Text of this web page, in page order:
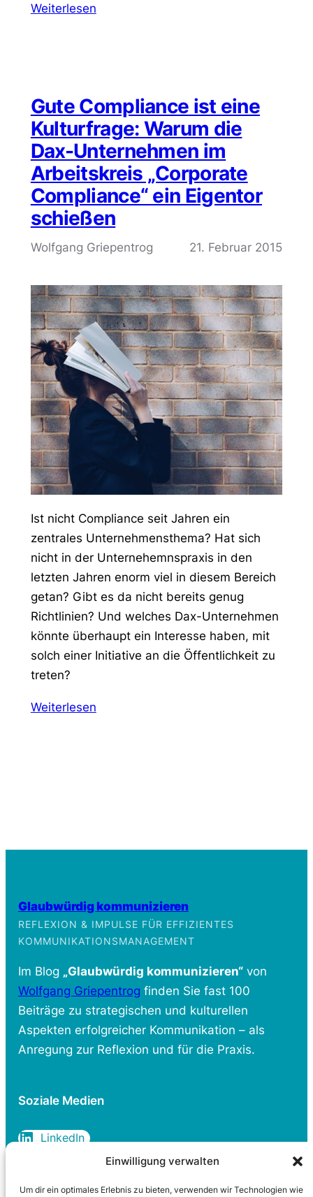
Einwilligung verwalten
Um dir ein optimales Erlebnis zu bieten, verwenden wir Technologien wie
Weiterlesen
Gute Compliance ist eine
Kulturfrage: Warum die
Dax-Unternehmen im
Arbeitskreis „Corporate
Compliance“ ein Eigentor
schießen
Wolfgang Griepentrog 21. Februar 2015
Ist nicht Compliance seit Jahren ein
zentrales Unternehmensthema? Hat sich
nicht in der Unternehemnspraxis in den
letzten Jahren enorm viel in diesem Bereich
getan? Gibt es da nicht bereits genug
Richtlinien? Und welches Dax-Unternehmen
könnte überhaupt ein Interesse haben, mit
solch einer Initiative an die Öffentlichkeit zu
treten?
Weiterlesen
Glaubwürdig kommunizieren
REFLEXION & IMPULSE FÜR EFFIZIENTES
KOMMUNIKATIONSMANAGEMENT
Im Blog „Glaubwürdig kommunizieren“von
Wolfgang Griepentrog finden Sie fast 100
Beiträge zu strategischen und kulturellen
Aspekten erfolgreicher Kommunikation – als
Anregung zur Reflexion und für die Praxis.
Soziale Medien
LinkedIn
Rechtliches